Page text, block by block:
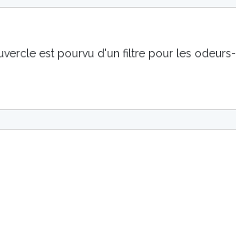
est pourvu d'un filtre pour les odeurs-